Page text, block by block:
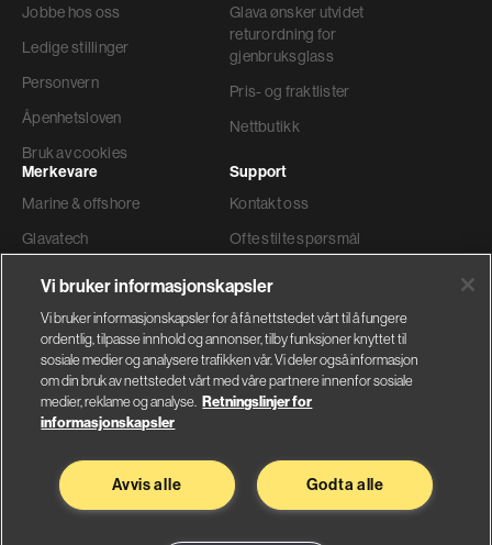
Jobbe hos oss
Ledige stillinger
Personvern
Åpenhetsloven
Bruk av cookies
Glava ønsker utvidet
returordning for
gjenbruksglass
Pris- og fraktlister
Nettbutikk
Merkevare
Marine & offshore
Glavatech
Weber
Support
Kontakt oss
Ofte stilte spørsmål
Ordre og levering
Faktura adresse
Glava AS
Nybråtveien 2
Saint-Gobain Byggevarer
Sandstuveien 68
Vi bruker informasjonskapsler
Vi bruker informasjonskapsler for å få nettstedet vårt til å fungere
ordentlig, tilpasse innhold og annonser, tilby funksjoner knyttet til
sosiale medier og analysere trafikken vår. Vi deler også informasjon
om din bruk av nettstedet vårt med våre partnere innenfor sosiale
medier, reklame og analyse. Retningslinjer for
informasjonskapsler
Godta alle
Avvis alle